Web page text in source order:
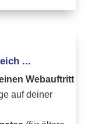
...
Webauftritt
auf deiner